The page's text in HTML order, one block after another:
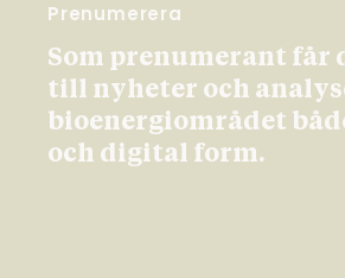
Prenumerera
Som prenumerant får
till nyheter och
bioenergiområdet
och digital form.